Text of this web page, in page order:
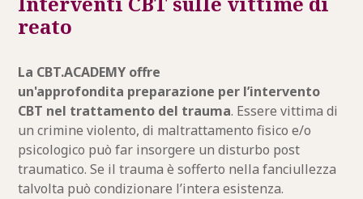
reato
La CBT.ACADEMY offre
un'approfondita preparazione per l’intervento
CBT nel trattamento del trauma. Essere vittima di
un crimine violento, di maltrattamento fisico e/o
psicologico può far insorgere un disturbo post
traumatico. Se il trauma è sofferto nella fanciullezza
talvolta può condizionare l’intera esistenza.